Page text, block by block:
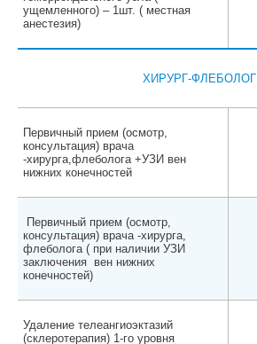
ущемленного) – 1шт. ( местная
анестезия)
ХИРУРГ-ФЛЕБОЛОГ
Первичный прием (осмотр,
консультация) врача
-хирурга,флеболога +УЗИ вен
нижних конечностей
Первичный прием (осмотр,
консультация) врача -хирурга,
флеболога ( при наличии УЗИ
заключения вен нижних
конечностей)
Удаление телеангиоэктазий
(склеротерапия) 1-го уровня